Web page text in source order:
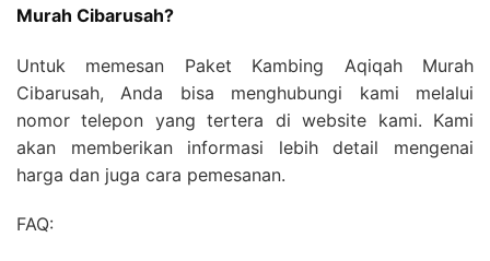
Murah Cibarusah?
Untuk memesan Paket Kambing Aqiqah Murah
Cibarusah, Anda bisa menghubungi kami melalui
nomor telepon yang tertera di website kami. Kami
akan memberikan informasi lebih detail mengenai
harga dan juga cara pemesanan.
FAQ: